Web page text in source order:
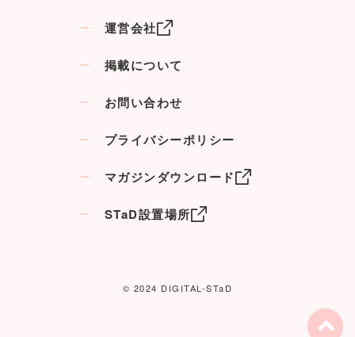
運営会社
掲載について
お問い合わせ
プライバシーポリシー
マガジンダウンロード
STaD設置場所
© 2024 DIGITAL-STaD